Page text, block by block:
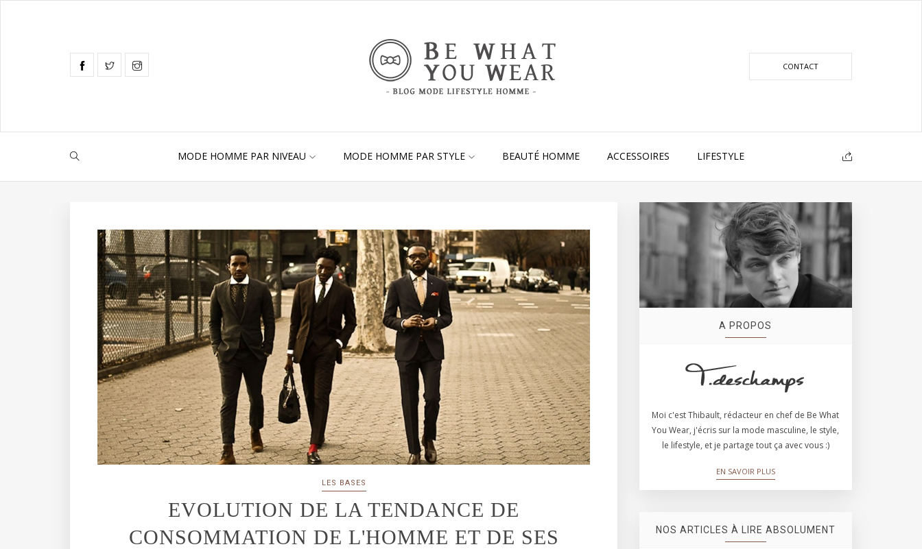
CONTACT
MODE HOMME PAR NIVEAU MODE HOMME PAR STYLE BEAUTÉ HOMME ACCESSOIRES LIFESTYLE
LES BASES
EVOLUTION DE LA TENDANCE DE
CONSOMMATION DE L'HOMME ET DE SES
A PROPOS
Moi c'est Thibault, rédacteur en chef de Be What
You Wear, j'écris sur la mode masculine, le style,
le lifestyle, et je partage tout ça avec vous :)
EN SAVOIR PLUS
NOS ARTICLES À LIRE ABSOLUMENT